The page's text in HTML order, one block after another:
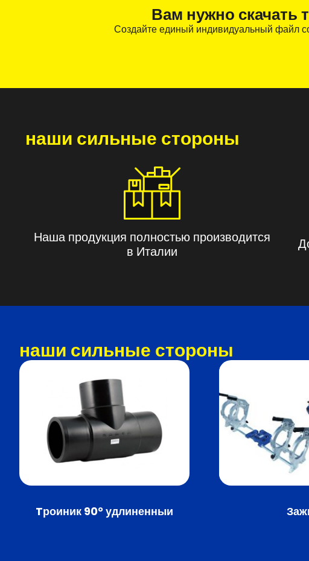
Вам нужно скачать
Создайте единый индивидуальный файл
наши сильные стороны
Наша продукция полностью производится
в Италии
наши сильные стороны
Tроиник 90° удлиненныи